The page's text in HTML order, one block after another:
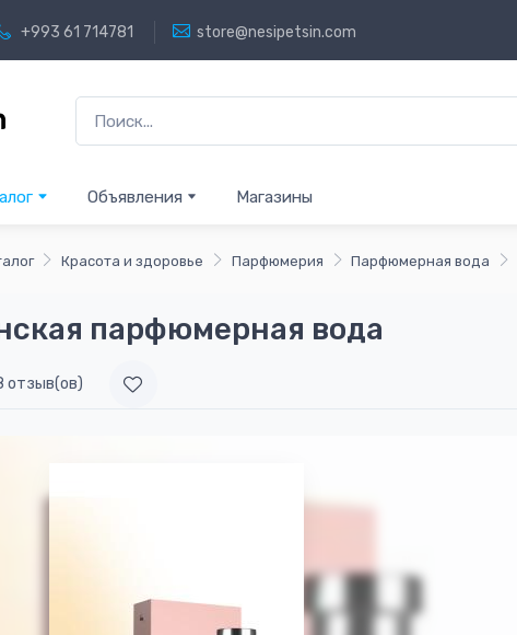
+993 61 714781 store@nesipetsin.com
Объявления Магазины
Красота и здоровье Парфюмерия Парфюмерная вода
парфюмерная вода
отзыв(ов)